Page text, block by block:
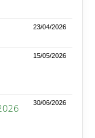
23/04/2026
15/05/2026
30/06/2026